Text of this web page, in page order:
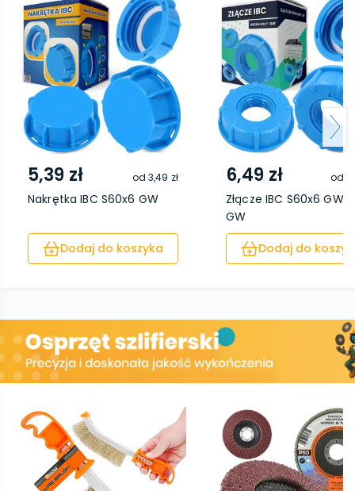
5,39 zł od3,49 zł
Nakrętka IBC S60x6 GW
Dodaj do koszyka
6,49 zł od
Złącze IBC S60x6 GW /
GW
Dodaj do